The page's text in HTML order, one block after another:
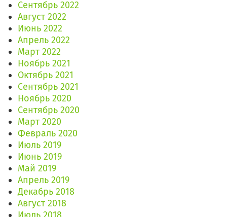
Сентябрь 2022
Август 2022
Июнь 2022
Апрель 2022
Март 2022
Ноябрь 2021
Октябрь 2021
Сентябрь 2021
Ноябрь 2020
Сентябрь 2020
Март 2020
Февраль 2020
Июль 2019
Июнь 2019
Май 2019
Апрель 2019
Декабрь 2018
Август 2018